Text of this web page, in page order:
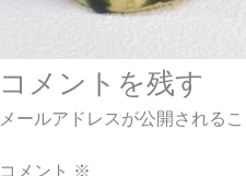
コメントを残す
メールアドレスが公開される
コメント ※